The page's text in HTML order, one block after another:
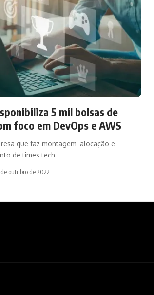
5 mil bolsas de
foco em DevOps e AWS
que faz montagem, alocação e
de times tech…
outubro de 2022